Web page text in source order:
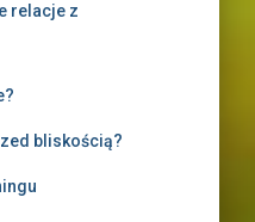
relacje z
bliskością?